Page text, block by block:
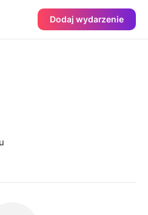
Dodaj wydarzenie